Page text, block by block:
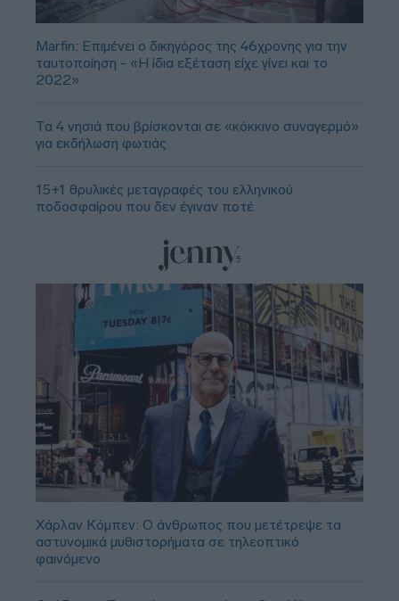
Marfin: Επιμένει ο δικηγόρος της 46χρονης για την
ταυτοποίηση - «Η ίδια εξέταση είχε γίνει και το
2022»
Τα 4 νησιά που βρίσκονται σε «κόκκινο συναγερμό»
για εκδήλωση φωτιάς
15+1 θρυλικές μεταγραφές του ελληνικού
ποδοσφαίρου που δεν έγιναν ποτέ
Χάρλαν Κόμπεν: Ο άνθρωπος που μετέτρεψε τα
αστυνομικά μυθιστορήματα σε τηλεοπτικό
φαινόμενο